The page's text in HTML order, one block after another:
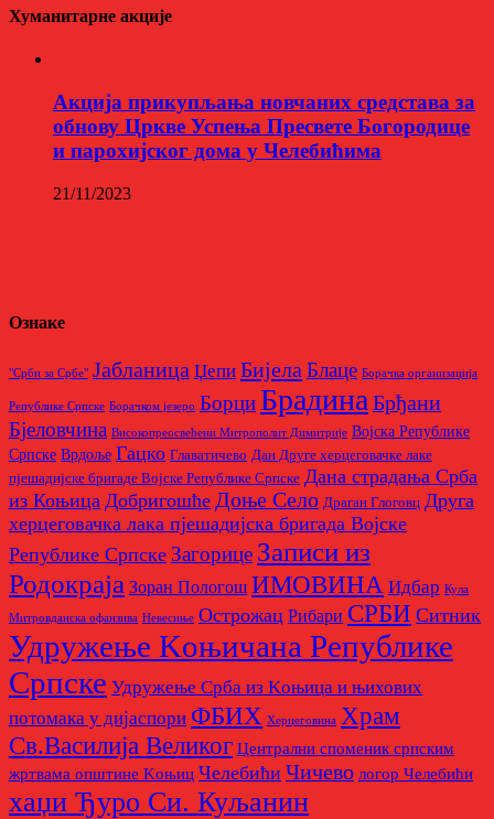
Хуманитарне акције
Aкција прикупљања новчаних средстава за
обнову Цркве Успења Пресвете Богородице
и парохијског дома у Челебићима
21/11/2023
Ознаке
"Срби за Србе" Јабланица Џепи Бијела Блаце Борачкa организацијa
Републике Српске Борачком језеро Борци Брадина Брђани
Бјеловчина Високопреосвећени Митрополит Димитрије Војска Републике
Српске Врдоље Гацко Главатичево Дан Друге херцеговачке лаке
пјешадијске бригаде Војске Републике Српске Дана страдања Срба
из Коњица Добригошће Доње Село Драган Глоговц Друга
херцеговачка лака пјешадијска бригада Војске
Републике Српске Загорице Записи из
Родoкраја Зоран Пологош ИМОВИНА Идбар Кула
Митровданска офанзива Невесињe Острожац Рибари СРБИ Ситник
Удружење Kоњичана Републике
Српске Удружење Срба из Kоњица и њихових
потомака у дијаспори ФБИХ Херцеговина Храм
Св.Василија Великог Централни споменик српским
жртвама општине Kоњиц Челебићи Чичево логор Челебићи
хаџи Ђуро Си. Куљанин